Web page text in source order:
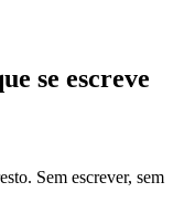
se escreve
Sem escrever, sem